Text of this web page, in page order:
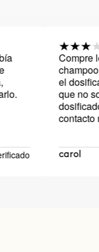
Compre los
champoo, y el
el dosificador
que no son
dosificadores
contacto nada
carol